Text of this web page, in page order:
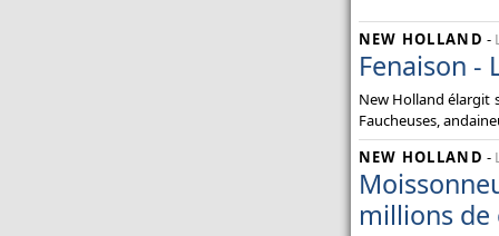
NEW HOLLAND -
Fenaison -
New Holland élargit
Faucheuses,
NEW HOLLAND -
millions